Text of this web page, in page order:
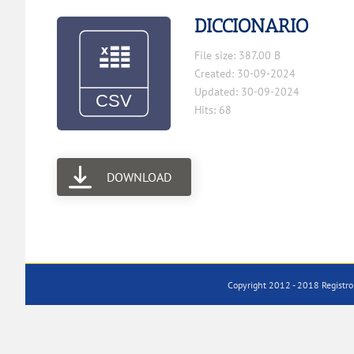
DICCIONARIO
File size: 387.00 B
Created: 30-09-2024
Updated: 30-09-2024
Hits: 68
DOWNLOAD
Copyright 2012 - 2018